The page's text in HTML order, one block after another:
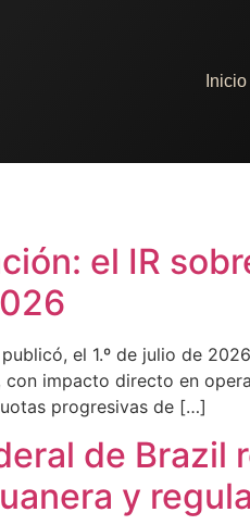
Inicio
el IR
el 1.º de julio de
impacto directo en
progresivas de […]
de
y